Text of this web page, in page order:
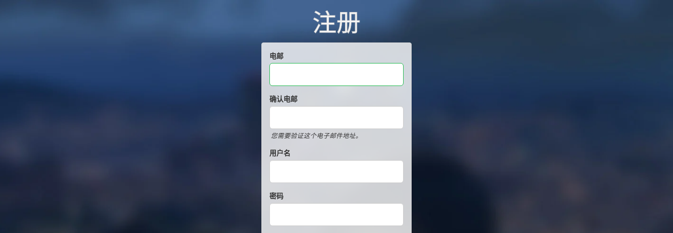
注册
电邮
确认电邮
您需要验证这个电子邮件地址。
用户名
密码